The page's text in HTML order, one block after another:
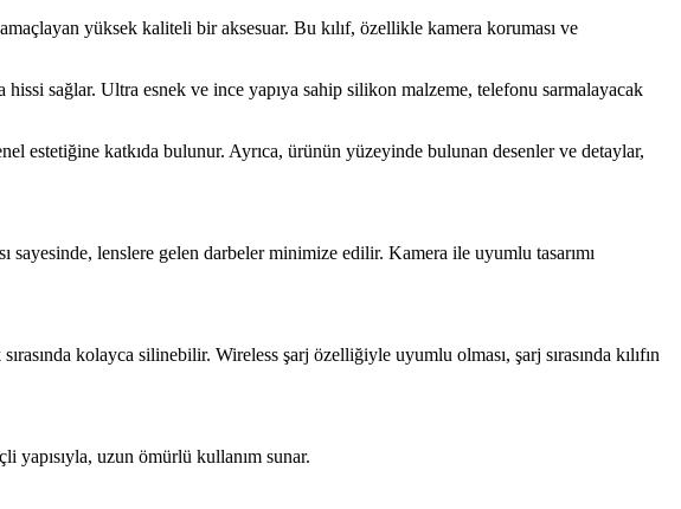
yüksek kaliteli bir aksesuar. Bu kılıf, özellikle kamera koruması ve
sağlar. Ultra esnek ve ince yapıya sahip silikon malzeme, telefonu sarmalayacak
estetiğine katkıda bulunur. Ayrıca, ürünün yüzeyinde bulunan desenler ve detaylar,
lenslere gelen darbeler minimize edilir. Kamera ile uyumlu tasarımı
kolayca silinebilir. Wireless şarj özelliğiyle uyumlu olması, şarj sırasında kılıfın
yapısıyla, uzun ömürlü kullanım sunar.